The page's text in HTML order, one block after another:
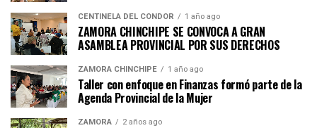
CENTINELA DEL CÓNDOR 1 año ago
ZAMORA CHINCHIPE SE CONVOCA A GRAN
ASAMBLEA PROVINCIAL POR SUS DERECHOS
ZAMORA CHINCHIPE 1 año ago
Taller con enfoque en Finanzas formó parte de la
Agenda Provincial de la Mujer
ZAMORA 2 años ago